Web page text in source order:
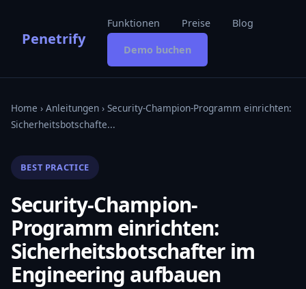
Penetrify
Funktionen Preise Blog
Demo buchen
Home › Anleitungen › Security-Champion-Programm einrichten:
Sicherheitsbotschafte...
BEST PRACTICE
Security-Champion-
Programm einrichten:
Sicherheitsbotschafter im
Engineering aufbauen